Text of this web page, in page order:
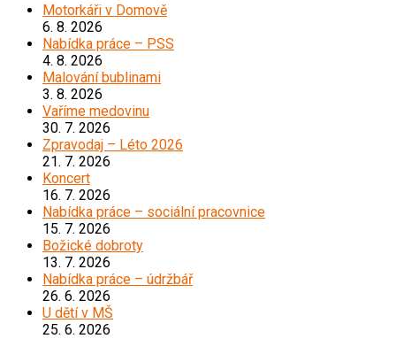
Motorkáři v Domově
6. 8. 2026
Nabídka práce – PSS
4. 8. 2026
Malování bublinami
3. 8. 2026
Vaříme medovinu
30. 7. 2026
Zpravodaj – Léto 2026
21. 7. 2026
Koncert
16. 7. 2026
Nabídka práce – sociální pracovnice
15. 7. 2026
Božické dobroty
13. 7. 2026
Nabídka práce – údržbář
26. 6. 2026
U dětí v MŠ
25. 6. 2026